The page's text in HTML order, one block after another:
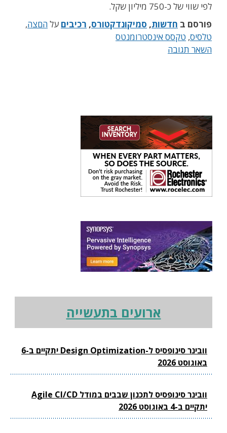
לפי שווי של כ-750 מיליון שקל.
פורסם ב חדשות, סמיקונדקטורס, רכיבים עלהםצה,
טלסיס, טקסס אינסטרומנטס
השאר תגובה
ארועים בתעשייה
וובינר סינופסיס ל-Design Optimization יתקיים ב-6
באוגוסט 2026
וובינר סינופסיס לתכנון שבבים במודל Agile CI/CD
יתקיים ב-4 באוגוסט 2026